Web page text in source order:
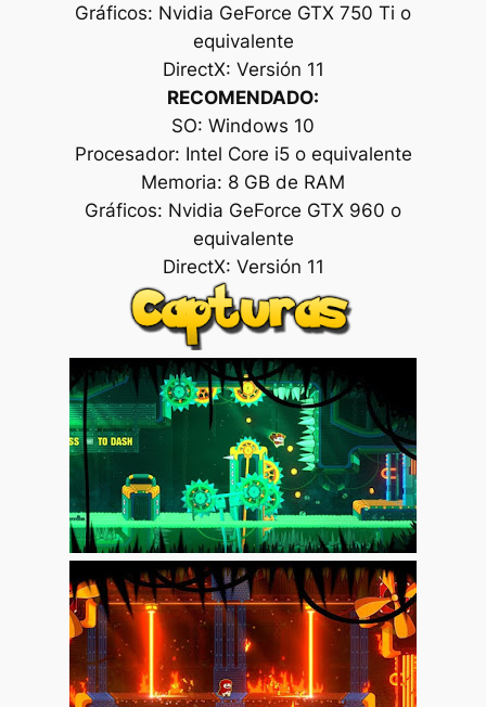
Gráficos: Nvidia GeForce GTX 750 Ti o
equivalente
DirectX: Versión 11
RECOMENDADO:
SO: Windows 10
Procesador: Intel Core i5 o equivalente
Memoria: 8 GB de RAM
Gráficos: Nvidia GeForce GTX 960 o
equivalente
DirectX: Versión 11